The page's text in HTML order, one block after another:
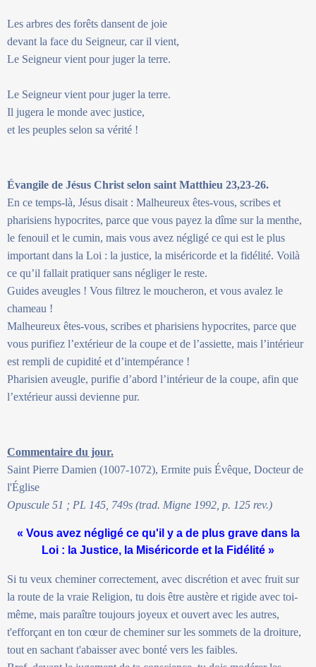
Les arbres des forêts dansent de joie
devant la face du Seigneur, car il vient,
Le Seigneur vient pour juger la terre.
Le Seigneur vient pour juger la terre.
Il jugera le monde avec justice,
et les peuples selon sa vérité !
Évangile de Jésus Christ selon saint Matthieu 23,23-26.
En ce temps-là, Jésus disait : Malheureux êtes-vous, scribes et
pharisiens hypocrites, parce que vous payez la dîme sur la menthe,
le fenouil et le cumin, mais vous avez négligé ce qui est le plus
important dans la Loi : la justice, la miséricorde et la fidélité. Voilà
ce qu’il fallait pratiquer sans négliger le reste.
Guides aveugles ! Vous filtrez le moucheron, et vous avalez le
chameau !
Malheureux êtes-vous, scribes et pharisiens hypocrites, parce que
vous purifiez l’extérieur de la coupe et de l’assiette, mais l’intérieur
est rempli de cupidité et d’intempérance !
Pharisien aveugle, purifie d’abord l’intérieur de la coupe, afin que
l’extérieur aussi devienne pur.
Commentaire du jour.
Saint Pierre Damien (1007-1072), Ermite puis Évêque, Docteur de
l'Église
Opuscule 51 ; PL 145, 749s (trad. Migne 1992, p. 125 rev.)
« Vous avez négligé ce qu'il y a de plus grave dans la
Loi : la Justice, la Miséricorde et la Fidélité »
Si tu veux cheminer correctement, avec discrétion et avec fruit sur
la route de la vraie Religion, tu dois être austère et rigide avec toi-
même, mais paraître toujours joyeux et ouvert avec les autres,
t'efforçant en ton cœur de cheminer sur les sommets de la droiture,
tout en sachant t'abaisser avec bonté vers les faibles.